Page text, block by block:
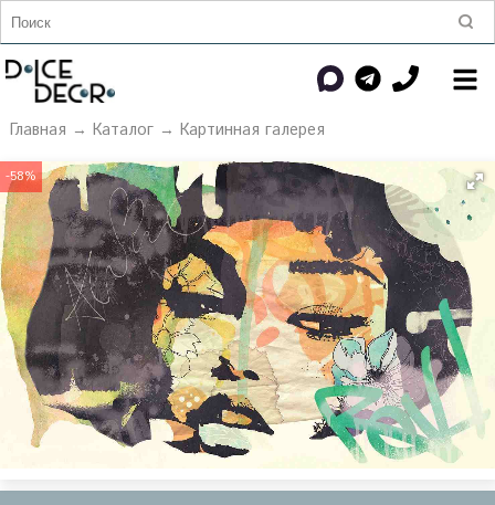
Главная → Каталог→ Картинная галерея
-58%